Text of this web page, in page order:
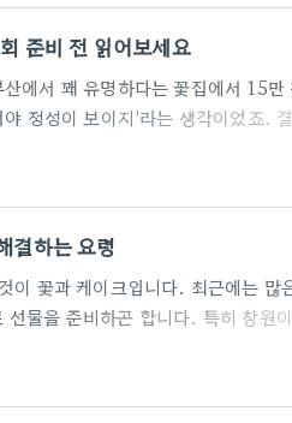
기 어려울 수 있습니다. 보통 꽃집
화려한…
준비 전 읽어보세요
에서 꽤 유명하다는 꽃집에서 15만
정성이 보이지'라는 생각이었죠. 결
용 이벤트이지 실용적인 선택은 절
다발이나 생일 이벤트용으로 검색
니장미를 활용한 심플한 스타일이
결하는 요령
이 꽃과 케이크입니다. 최근에는 많
물을 준비하곤 합니다. 특히 창원이
발을 예약할 때는 당일 방문보다는
라 꽃 종류가 매일 바뀌기 때문입니